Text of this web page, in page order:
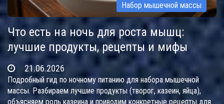
Набор мышечной массы
Что есть на ночь для роста мышц:
лучшие продукты, рецепты и мифы
21.06.2026
Подробный гид по ночному питанию для набора мышечной
массы. Разбираем лучшие продукты (творог, казеин, яйца),
объясняем роль казеина и приводим конкретные рецепты для